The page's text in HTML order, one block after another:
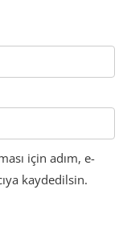
için adım, e-
kaydedilsin.